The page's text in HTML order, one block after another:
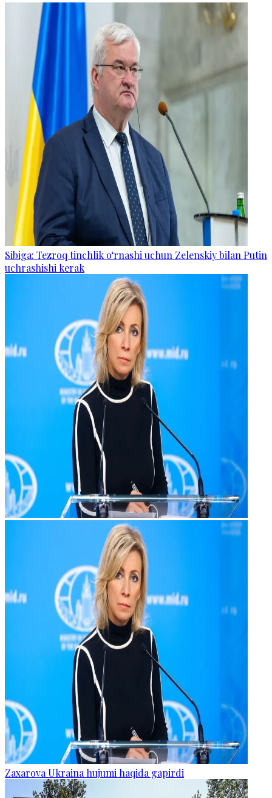
Sibiga: Tezroq tinchlik o‘rnashi uchun Zelenskiy bilan Putin
uchrashishi kerak
Zaxarova Ukraina hujumi haqida gapirdi